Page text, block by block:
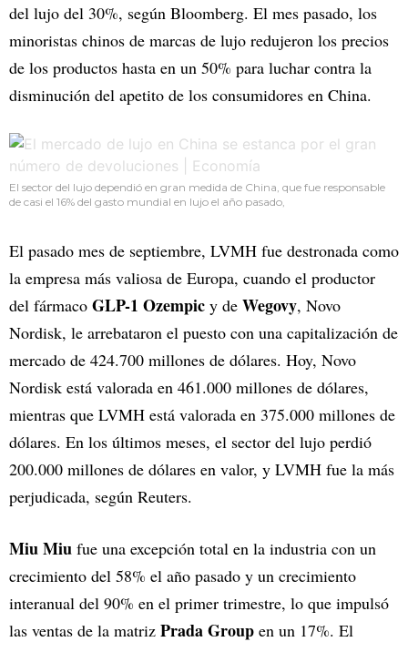
del lujo del 30%, según Bloomberg. El mes pasado, los
minoristas chinos de marcas de lujo redujeron los precios
de los productos hasta en un 50% para luchar contra la
disminución del apetito de los consumidores en China.
El sector del lujo dependió en gran medida de China, que fue responsable
de casi el 16% del gasto mundial en lujo el año pasado,
El pasado mes de septiembre, LVMH fue destronada como
la empresa más valiosa de Europa, cuando el productor
del fármaco GLP-1 Ozempic y de Wegovy, Novo
Nordisk, le arrebataron el puesto con una capitalización de
mercado de 424.700 millones de dólares. Hoy, Novo
Nordisk está valorada en 461.000 millones de dólares,
mientras que LVMH está valorada en 375.000 millones de
dólares. En los últimos meses, el sector del lujo perdió
200.000 millones de dólares en valor, y LVMH fue la más
perjudicada, según Reuters.
Miu Miu fue una excepción total en la industria con un
crecimiento del 58% el año pasado y un crecimiento
interanual del 90% en el primer trimestre, lo que impulsó
las ventas de la matriz Prada Group en un 17%. El